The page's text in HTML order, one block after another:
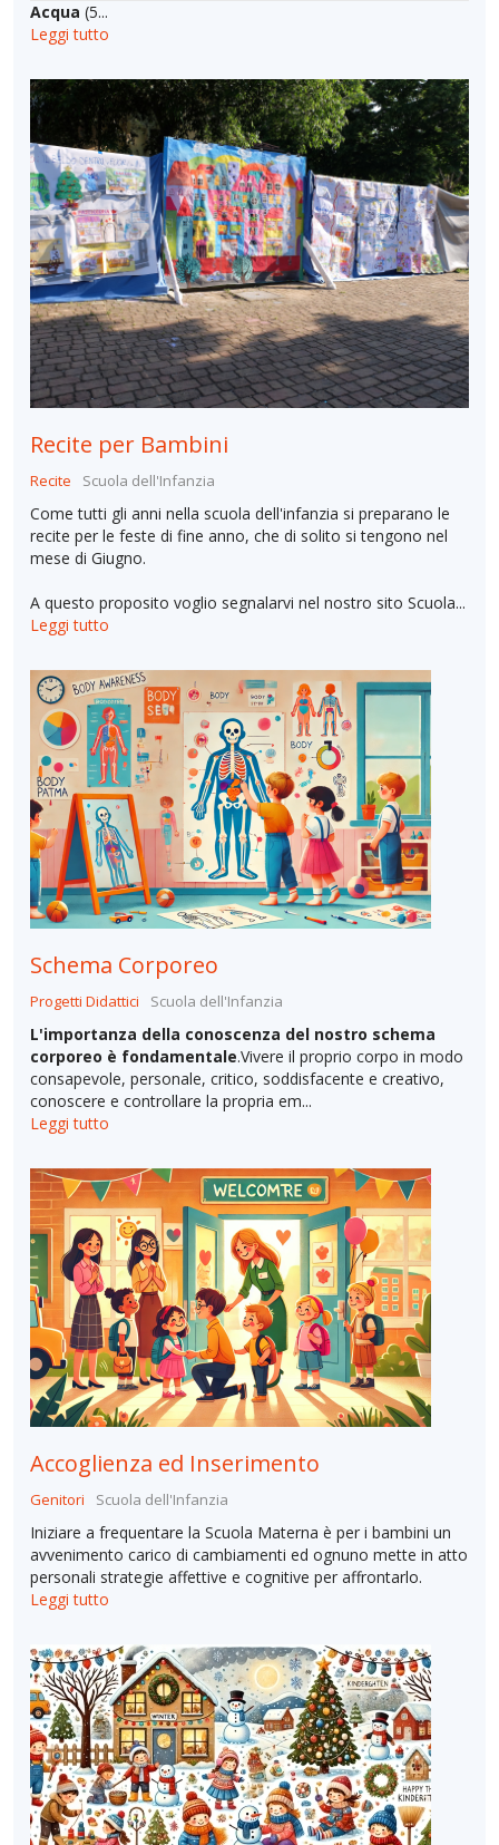
Acqua (5...
Leggi tutto
Recite per Bambini
Recite Scuola dell'Infanzia
Come tutti gli anni nella scuola dell'infanzia si preparano le
recite per le feste di fine anno, che di solito si tengono nel
mese di Giugno.
A questo proposito voglio segnalarvi nel nostro sito Scuola...
Leggi tutto
Schema Corporeo
Progetti Didattici Scuola dell'Infanzia
L'importanza della conoscenza del nostro schema
corporeo è fondamentale.Vivere il proprio corpo in modo
consapevole, personale, critico, soddisfacente e creativo,
conoscere e controllare la propria em...
Leggi tutto
Accoglienza ed Inserimento
Genitori Scuola dell'Infanzia
Iniziare a frequentare la Scuola Materna è per i bambini un
avvenimento carico di cambiamenti ed ognuno mette in atto
personali strategie affettive e cognitive per affrontarlo.
Leggi tutto